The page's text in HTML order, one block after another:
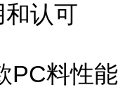
认可
PC料性能